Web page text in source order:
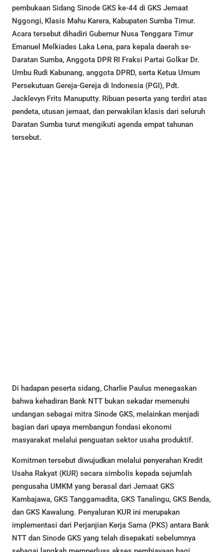
pembukaan Sidang Sinode GKS ke-44 di GKS Jemaat
Nggongi, Klasis Mahu Karera, Kabupaten Sumba Timur.
Acara tersebut dihadiri Gubernur Nusa Tenggara Timur
Emanuel Melkiades Laka Lena, para kepala daerah se-
Daratan Sumba, Anggota DPR RI Fraksi Partai Golkar Dr.
Umbu Rudi Kabunang, anggota DPRD, serta Ketua Umum
Persekutuan Gereja-Gereja di Indonesia (PGI), Pdt.
Jacklevyn Frits Manuputty. Ribuan peserta yang terdiri atas
pendeta, utusan jemaat, dan perwakilan klasis dari seluruh
Daratan Sumba turut mengikuti agenda empat tahunan
tersebut.
Di hadapan peserta sidang, Charlie Paulus menegaskan
bahwa kehadiran Bank NTT bukan sekadar memenuhi
undangan sebagai mitra Sinode GKS, melainkan menjadi
bagian dari upaya membangun fondasi ekonomi
masyarakat melalui penguatan sektor usaha produktif.
Komitmen tersebut diwujudkan melalui penyerahan Kredit
Usaha Rakyat (KUR) secara simbolis kepada sejumlah
pengusaha UMKM yang berasal dari Jemaat GKS
Kambajawa, GKS Tanggamadita, GKS Tanalingu, GKS Benda,
dan GKS Kawalung. Penyaluran KUR ini merupakan
implementasi dari Perjanjian Kerja Sama (PKS) antara Bank
NTT dan Sinode GKS yang telah disepakati sebelumnya